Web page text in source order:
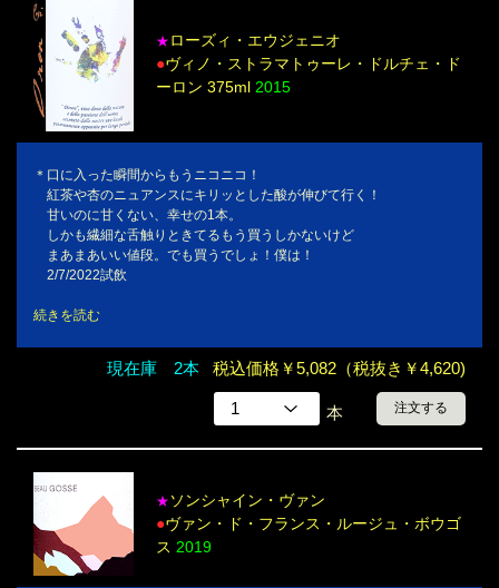
★ ローズィ・エウジェニオ
●ヴィノ・ストラマトゥーレ・ドルチェ・ド
ーロン 375ml 2015
＊口に入った瞬間からもうニコニコ！
紅茶や杏のニュアンスにキリッとした酸が伸びて行く！
甘いのに甘くない、幸せの1本。
しかも繊細な舌触りときてるもう買うしかないけど
まあまあいい値段。でも買うでしょ！僕は！
2/7/2022試飲
続きを読む
現在庫 2本 税込価格￥5,082（税抜き￥4,620)
本 注文する
★ ソンシャイン・ヴァン
●ヴァン・ド・フランス・ルージュ・ボウゴ
ス 2019